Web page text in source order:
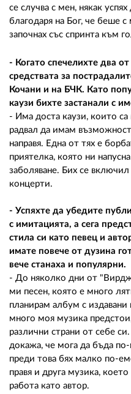
се случва с мен, някак
благодаря на Бог, че беше
започнах със спринта към
- Когато спечелихте два
средствата за
Кочани и на БЧК. Като
каузи бихте застанали с
- Има доста каузи, които
радвал да имам
направя. Една от тях е
приятелка, която ни
заболяване. Бих се
концерти.
- Успяхте да убедите
с имитацията, а сега
стила си като певец и
имате повече от дузина
вече станаха и популярни.
- До няколко дни от
ми песен, която е много
планирам албум с
много моя музика
различни страни от себе
докажа, че мога да бъда
преди това бях малко по-
правя и друга музика,
работа като автор.